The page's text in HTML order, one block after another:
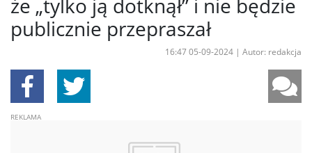
że „tylko ją dotknął” i nie będzie
publicznie przepraszał
16:47 05-09-2024 | Autor: redakcja